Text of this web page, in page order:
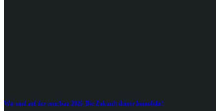
Wir sind auf der com:bau 2026. Die Zukunft deiner Immobilie!